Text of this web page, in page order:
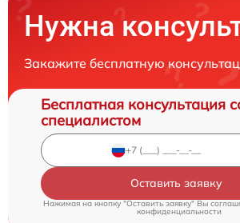
Нужна
Закажите бесплатную
Бесплатная консультация
специалистом
Оставить заявку
Нажимая на кнопку "Оставить заявку" Вы
конфиденциальности